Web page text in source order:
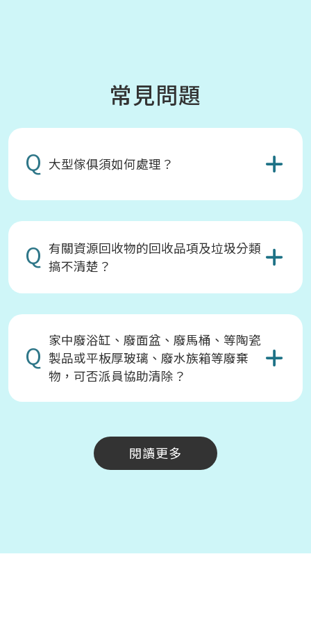
常見問題
Q 大型傢俱須如何處理？
Q 有關資源回收物的回收品項及垃圾分類
搞不清楚？
Q 家中廢浴缸、廢面盆、廢馬桶、等陶瓷
製品或平板厚玻璃、廢水族箱等廢棄
物，可否派員協助清除？
閱讀更多